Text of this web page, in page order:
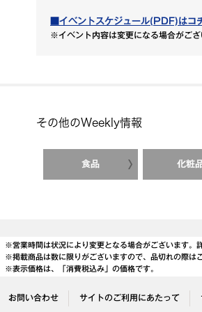
■イベントスケジュール(PDF)はコ
※イベント内容は変更になる場合がござ
その他のWeekly情報
食品 化粧
※営業時間は状況により変更となる場合がございます。
※掲載商品は数に限りがございますので、品切れの際は
※表示価格は、「消費税込み」の価格です。
お問い合わせ サイトのご利用にあたって